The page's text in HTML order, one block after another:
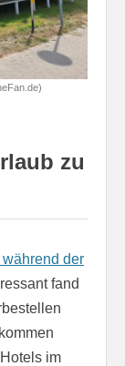
zu
der
fand
im